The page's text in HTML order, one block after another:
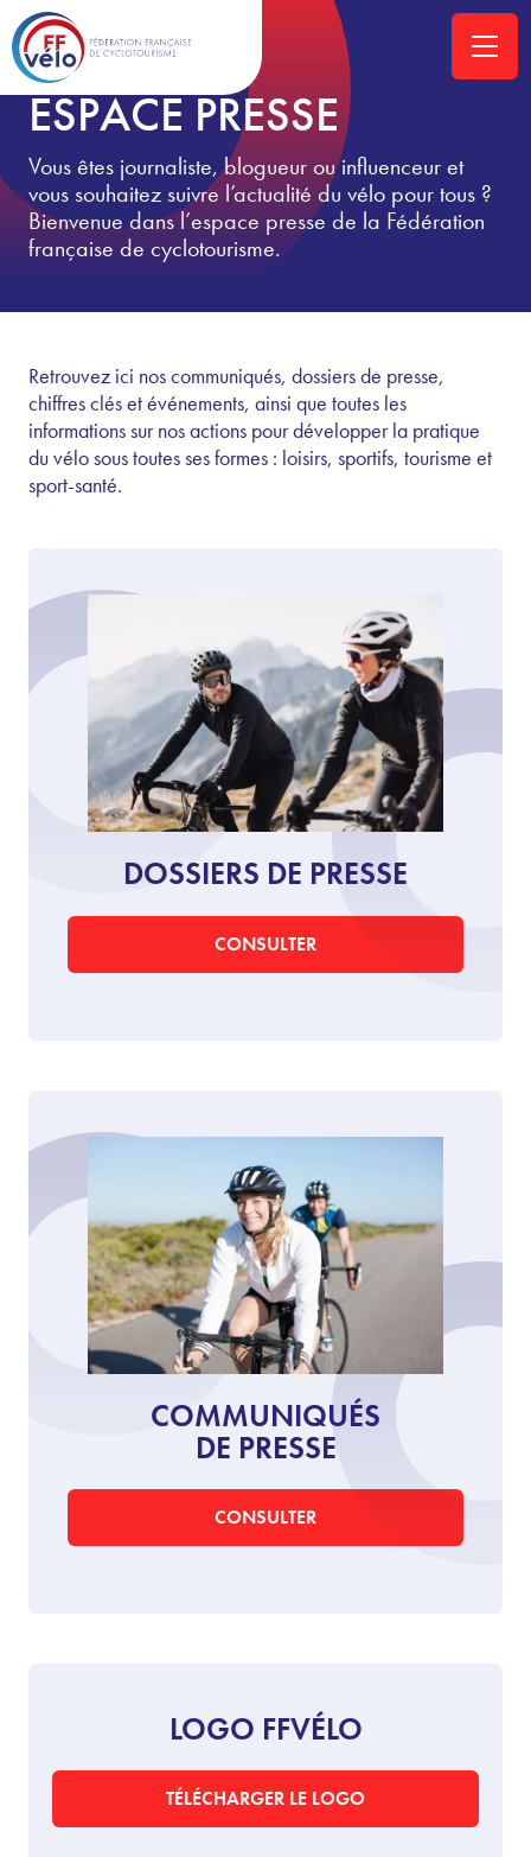
ACCUEIL» ESPACE PRESSE
ESPACE PRESSE
Vous êtes journaliste, blogueur ou influenceur et
vous souhaitez suivre l’actualité du vélo pour tous ?
Bienvenue dans l’espace presse de la Fédération
française de cyclotourisme.
Retrouvez ici nos communiqués, dossiers de presse,
chiffres clés et événements, ainsi que toutes les
informations sur nos actions pour développer la pratique
du vélo sous toutes ses formes : loisirs, sportifs, tourisme et
sport-santé.
DOSSIERS DE PRESSE
CONSULTER
COMMUNIQUÉS
DE PRESSE
CONSULTER
LOGO FFVÉLO
TÉLÉCHARGER LE LOGO